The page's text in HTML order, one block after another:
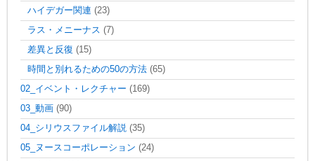
ハイデガー関連 (23)
ラス・メニーナス (7)
差異と反復 (15)
時間と別れるための50の方法 (65)
02_イベント・レクチャー (169)
03_動画 (90)
04_シリウスファイル解説 (35)
05_ヌースコーポレーション (24)